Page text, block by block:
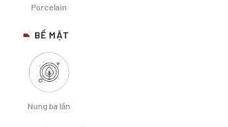
Porcelain
BỀ MẶT
Nung ba lần